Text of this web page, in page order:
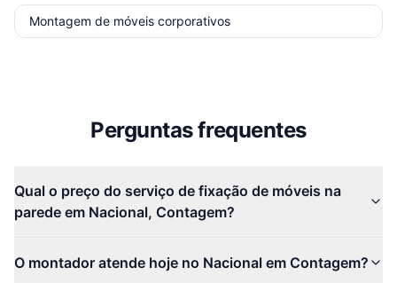
Montagem de móveis corporativos
Perguntas frequentes
Qual o preço do serviço de fixação de móveis na
parede em Nacional, Contagem?
O montador atende hoje no Nacional em Contagem?